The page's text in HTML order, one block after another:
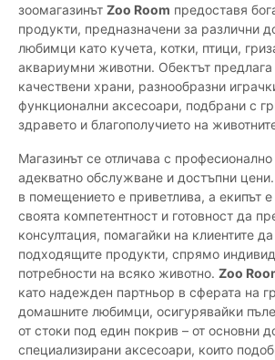
зоомагазинът Zoo Room предоставя
продукти, предназначени за различни
любимци като кучета, котки, птици,
аквариумни животни. Обектът предлага
качествени храни, разнообразни
функционални аксесоари, подбрани с
здравето и благополучието на
Магазинът се отличава с
адекватно обслужване и достъпни
в помещението е приветлива, а екипът е
своята компетентност и готовност да
консултация, помагайки на клиентите
подходящите продукти, спрямо
потребности на всяко животно. Zoo
като надежден партньор в сферата на
домашните любимци, осигурявайки
от стоки под един покрив – от основни
специализирани аксесоари, които